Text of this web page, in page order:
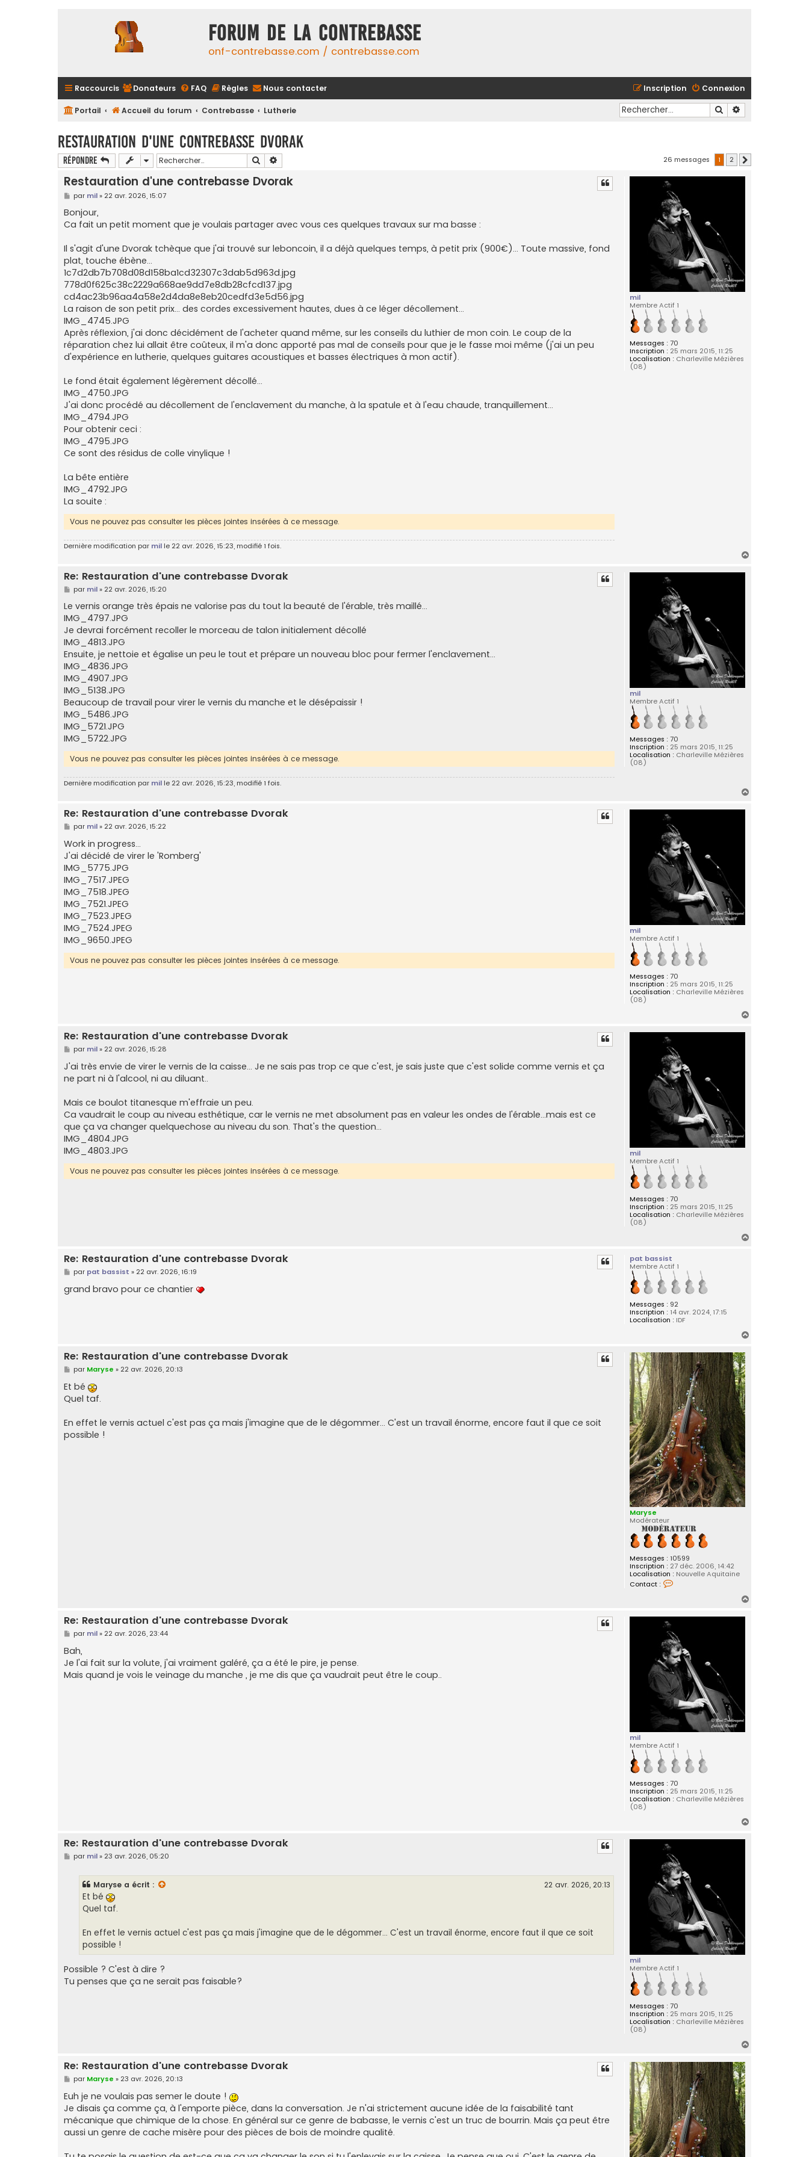
FORUM DE LA CONTREBASSE
onf-contrebasse.com / contrebasse.com
Raccourcis Donateurs FAQ Règles Nous contacter Connexion
Inscription
Portail Accueil du forum Contrebasse Lutherie Rechercher
Restauration d'une contrebasse Dvorak
Répondre Rechercher 26 messages 1 2
mil
Membre Actif 1
Messages : 70
Inscription : 25 mars 2015, 11:25
Localisation : Charleville Mézières
(08)
Restauration d'une contrebasse Dvorak
M
e
s
s
a
par mil» 22 avr. 2026, 15:07
Bonjour,
Ca fait un petit moment que je voulais partager avec vous ces quelques travaux sur ma basse :
Il s'agit d'une Dvorak tchèque que j'ai trouvé sur leboncoin, il a déjà quelques temps, à petit prix (900€)... Toute massive, fond
plat, touche ébène...
1c7d2db7b708d08d158ba1cd32307c3dab5d963d.jpg
778d0f625c38c2229a668ae9dd7e8db28cfcd137.jpg
cd4ac23b96aa4a58e2d4da8e8eb20cedfd3e5d56.jpg
La raison de son petit prix... des cordes excessivement hautes, dues à ce léger décollement...
IMG_4745.JPG
Après réflexion, j'ai donc décidément de l'acheter quand même, sur les conseils du luthier de mon coin. Le coup de la
réparation chez lui allait être coûteux, il m'a donc apporté pas mal de conseils pour que je le fasse moi même (j'ai un peu
d'expérience en lutherie, quelques guitares acoustiques et basses électriques à mon actif).
Le fond était également légèrement décollé...
IMG_4750.JPG
J'ai donc procédé au décollement de l'enclavement du manche, à la spatule et à l'eau chaude, tranquillement...
IMG_4794.JPG
Pour obtenir ceci :
IMG_4795.JPG
Ce sont des résidus de colle vinylique !
La bête entière
IMG_4792.JPG
La souite :
Vous ne pouvez pas consulter les pièces jointes insérées à ce message.
Dernière modification par mil le 22 avr. 2026, 15:23, modifié 1 fois.
mil
Membre Actif 1
Messages : 70
Inscription : 25 mars 2015, 11:25
Localisation : Charleville Mézières
(08)
Re: Restauration d'une contrebasse Dvorak
M
e
s
s
a
g
e
par mil» 22 avr. 2026, 15:20
Le vernis orange très épais ne valorise pas du tout la beauté de l'érable, très maillé...
IMG_4797.JPG
Je devrai forcément recoller le morceau de talon initialement décollé
IMG_4813.JPG
Ensuite, je nettoie et égalise un peu le tout et prépare un nouveau bloc pour fermer l'enclavement...
IMG_4836.JPG
IMG_4907.JPG
IMG_5138.JPG
Beaucoup de travail pour virer le vernis du manche et le désépaissir !
IMG_5486.JPG
IMG_5721.JPG
IMG_5722.JPG
Vous ne pouvez pas consulter les pièces jointes insérées à ce message.
Dernière modification par mil le 22 avr. 2026, 15:23, modifié 1 fois.
mil
Membre Actif 1
Messages : 70
Inscription : 25 mars 2015, 11:25
Localisation : Charleville Mézières
(08)
Re: Restauration d'une contrebasse Dvorak
M
e
s
s
a
g
e
par mil» 22 avr. 2026, 15:22
Work in progress...
J'ai décidé de virer le 'Romberg'
IMG_5775.JPG
IMG_7517.JPEG
IMG_7518.JPEG
IMG_7521.JPEG
IMG_7523.JPEG
IMG_7524.JPEG
IMG_9650.JPEG
Vous ne pouvez pas consulter les pièces jointes insérées à ce message.
mil
Membre Actif 1
Messages : 70
Inscription : 25 mars 2015, 11:25
Localisation : Charleville Mézières
(08)
Re: Restauration d'une contrebasse Dvorak
M
e
s
s
a
par mil» 22 avr. 2026, 15:28
J'ai très envie de virer le vernis de la caisse... Je ne sais pas trop ce que c'est, je sais juste que c'est solide comme vernis et ça
ne part ni à l'alcool, ni au diluant..
Mais ce boulot titanesque m'effraie un peu.
Ca vaudrait le coup au niveau esthétique, car le vernis ne met absolument pas en valeur les ondes de l'érable...mais est ce
que ça va changer quelquechose au niveau du son. That's the question...
IMG_4804.JPG
IMG_4803.JPG
Vous ne pouvez pas consulter les pièces jointes insérées à ce message.
pat bassist
Membre Actif 1
Messages : 92
Inscription : 14 avr. 2024, 17:15
Localisation : IDF
Re: Restauration d'une contrebasse Dvorak
M
e
s
s
par pat bassist » 22 avr. 2026, 16:19
grand bravo pour ce chantier
Maryse
Modérateur
Messages : 10599
Inscription : 27 déc. 2006, 14:42
Localisation : Nouvelle Aquitaine
Contact :
e
r
M
a
r
y
s
e
Re: Restauration d'une contrebasse Dvorak
M
e
s
s
a
par Maryse » 22 avr. 2026, 20:13
Et bé
Quel taf.
En effet le vernis actuel c'est pas ça mais j'imagine que de le dégommer... C'est un travail énorme, encore faut il que ce soit
possible !
mil
Membre Actif 1
Messages : 70
Inscription : 25 mars 2015, 11:25
Localisation : Charleville Mézières
(08)
Re: Restauration d'une contrebasse Dvorak
M
e
s
s
a
g
e
par mil» 22 avr. 2026, 23:44
Bah,
Je l'ai fait sur la volute, j'ai vraiment galéré, ça a été le pire, je pense.
Mais quand je vois le veinage du manche , je me dis que ça vaudrait peut être le coup..
mil
Membre Actif 1
Messages : 70
Inscription : 25 mars 2015, 11:25
Localisation : Charleville Mézières
(08)
Re: Restauration d'une contrebasse Dvorak
M
e
par mil» 23 avr. 2026, 05:20
Maryse a écrit : 22 avr. 2026, 20:13
Et bé
Quel taf.
En effet le vernis actuel c'est pas ça mais j'imagine que de le dégommer... C'est un travail énorme, encore faut il que ce soit
possible !
Possible ? C'est à dire ?
Tu penses que ça ne serait pas faisable?
Re: Restauration d'une contrebasse Dvorak
M
e
s
s
a
g
e
par Maryse » 23 avr. 2026, 20:13
Euh je ne voulais pas semer le doute !
Je disais ça comme ça, à l'emporte pièce, dans la conversation. Je n'ai strictement aucune idée de la faisabilité tant
mécanique que chimique de la chose. En général sur ce genre de babasse, le vernis c'est un truc de bourrin. Mais ça peut être
aussi un genre de cache misère pour des pièces de bois de moindre qualité.